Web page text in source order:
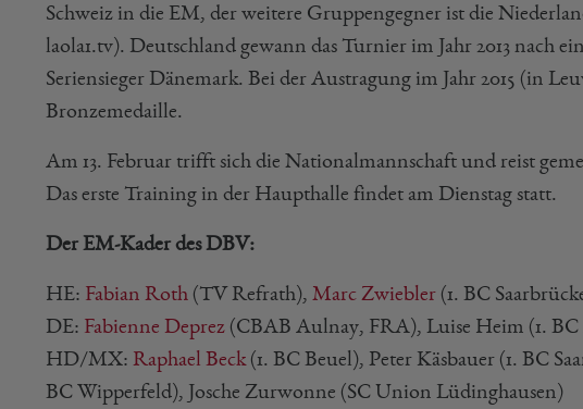
Schweiz in die EM, der weitere Gruppengegner ist die
laola1.tv). Deutschland gewann das Turnier im Jahr 2013 nach
Seriensieger Dänemark. Bei der Austragung im Jahr 2015 (in
Bronzemedaille.
Am 13. Februar trifft sich die Nationalmannschaft und reist
Das erste Training in der Haupthalle findet am Dienstag statt.
Der EM-Kader des DBV:
HE: Fabian Roth (TV Refrath), Marc Zwiebler (1. BC
DE: Fabienne Deprez (CBAB Aulnay, FRA), Luise Heim (1. BC
HD/MX: Raphael Beck (1. BC Beuel), Peter Käsbauer (1. BC
BC Wipperfeld), Josche Zurwonne (SC Union Lüdinghausen)